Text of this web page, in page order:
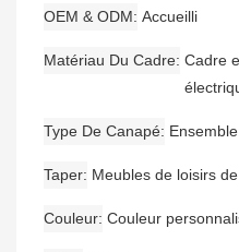
OEM & ODM Accueilli
Matériau Du Cadre Cadre
Type De Canapé Ensemble
Taper Meubles de loisirs
Couleur Couleur